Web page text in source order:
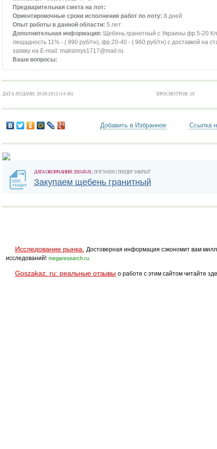
Предварительная смета на лот:
Ориентировочные сроки исполнения работ по лоту: 8 дней
Опыт работы в данной области: 5 лет
Дополнительная информация: Щебень гранитный с Украины фр.5-20
лещадность 11% - ( 990 руб/тн), фр.20-40 - ( 960 руб/тн) с доставкой на
заявку на E-mail: maksimys1717@mail.ru
Ваши вопросы:
ДАТА ПОДАЧИ: 30.09.2013 (14:46) ПРОСМОТРОВ: 59
Добавить в Избранное Ссылка
ДАТА ОКОНЧАНИЯ: 2015-05-31 | ЛОТ №5031 |ТЕНДЕР ЗАКРЫТ
Закупаем щебень гранитный
Исследование рынка.
Достоверная информация сэкономит вам
исследований! megaresearch.ru
Goszakaz. ru: реальные отзывы о работе с этим сайтом читайте